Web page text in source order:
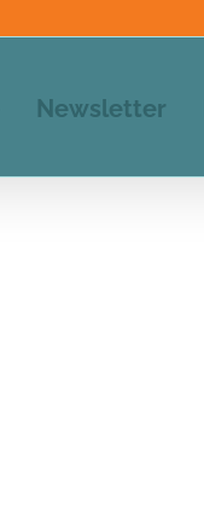
Newsletter